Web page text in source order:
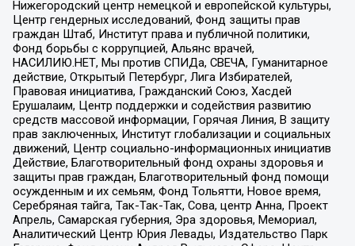
Нижегородский центр немецкой и европейской культуры,
Центр гендерных исследований, Фонд защиты прав
граждан Штаб, Институт права и публичной политики,
Фонд борьбы с коррупцией, Альянс врачей,
НАСИЛИЮ.НЕТ, Мы против СПИДа, СВЕЧА, Гуманитарное
действие, Открытый Петербург, Лига Избирателей,
Правовая инициатива, Гражданский Союз, Хасдей
Ерушалаим, Центр поддержки и содействия развитию
средств массовой информации, Горячая Линия, В защиту
прав заключенных, Институт глобализации и социальных
движений, Центр социально-информационных инициатив
Действие, Благотворительный фонд охраны здоровья и
защиты прав граждан, Благотворительный фонд помощи
осужденным и их семьям, Фонд Тольятти, Новое время,
Серебряная тайга, Так-Так-Так, Сова, центр Анна, Проект
Апрель, Самарская губерния, Эра здоровья, Мемориал,
Аналитический Центр Юрия Левады, Издательство Парк